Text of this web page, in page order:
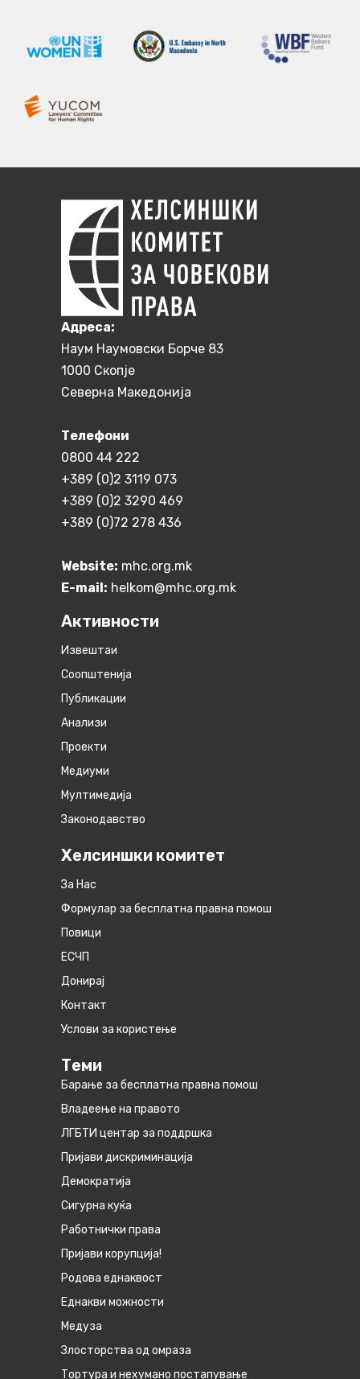
Aдреса:
Наум Наумовски Борче 83
1000 Скопје
Северна Македонија
Телефони
0800 44 222
+389 (0)2 3119 073
+389 (0)2 3290 469
+389 (0)72 278 436
Website: mhc.org.mk
E-mail: helkom@mhc.org.mk
Активности
Извештаи
Соопштенија
Публикации
Анализи
Проекти
Медиуми
Мултимедија
Законодавство
Хелсиншки комитет
За Нас
Формулар за бесплатна правна помош
Повици
ЕСЧП
Донирај
Контакт
Услови за користење
Теми
Барање за бесплатна правна помош
Владеење на правото
ЛГБТИ центар за поддршка
Пријави дискриминација
Демократија
Сигурна куќа
Работнички права
Пријави корупција!
Родова еднаквост
Eднакви можности
Медуза
Злосторства од омраза
Тортура и нехумано постапување